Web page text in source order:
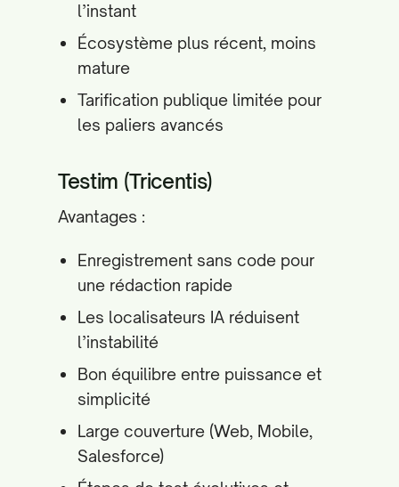
l’instant
Écosystème plus récent, moins
mature
Tarification publique limitée pour
les paliers avancés
Testim (Tricentis)
Avantages :
Enregistrement sans code pour
une rédaction rapide
Les localisateurs IA réduisent
l’instabilité
Bon équilibre entre puissance et
simplicité
Large couverture (Web, Mobile,
Salesforce)